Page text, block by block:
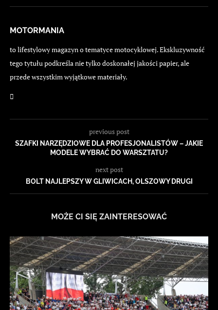
MOTORMANIA
to lifestylowy magazyn o tematyce motocyklowej. Ekskluzywność
tego tytułu podkreśla nie tylko doskonałej jakości papier, ale
przede wszystkim wyjątkowe materiały.
previous post
SZAFKI NARZĘDZIOWE DLA PROFESJONALISTÓW – JAKIE
MODELE WYBRAĆ DO WARSZTATU?
next post
BOLT NAJLEPSZY W GLIWICACH, OLSZOWY DRUGI
MOŻE CI SIĘ ZAINTERESOWAĆ